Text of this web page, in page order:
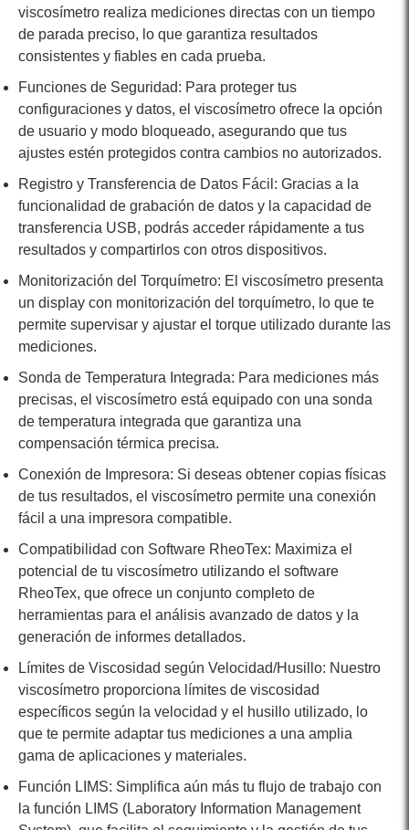
viscosímetro realiza mediciones directas con un tiempo
de parada preciso, lo que garantiza resultados
consistentes y fiables en cada prueba.
Funciones de Seguridad: Para proteger tus
configuraciones y datos, el viscosímetro ofrece la opción
de usuario y modo bloqueado, asegurando que tus
ajustes estén protegidos contra cambios no autorizados.
Registro y Transferencia de Datos Fácil: Gracias a la
funcionalidad de grabación de datos y la capacidad de
transferencia USB, podrás acceder rápidamente a tus
resultados y compartirlos con otros dispositivos.
Monitorización del Torquímetro: El viscosímetro presenta
un display con monitorización del torquímetro, lo que te
permite supervisar y ajustar el torque utilizado durante las
mediciones.
Sonda de Temperatura Integrada: Para mediciones más
precisas, el viscosímetro está equipado con una sonda
de temperatura integrada que garantiza una
compensación térmica precisa.
Conexión de Impresora: Si deseas obtener copias físicas
de tus resultados, el viscosímetro permite una conexión
fácil a una impresora compatible.
Compatibilidad con Software RheoTex: Maximiza el
potencial de tu viscosímetro utilizando el software
RheoTex, que ofrece un conjunto completo de
herramientas para el análisis avanzado de datos y la
generación de informes detallados.
Límites de Viscosidad según Velocidad/Husillo: Nuestro
viscosímetro proporciona límites de viscosidad
específicos según la velocidad y el husillo utilizado, lo
que te permite adaptar tus mediciones a una amplia
gama de aplicaciones y materiales.
Función LIMS: Simplifica aún más tu flujo de trabajo con
la función LIMS (Laboratory Information Management